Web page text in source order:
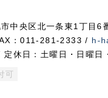
中央区北一条東1丁目6
：011-281-2333 / h-
休日：土曜日・日曜日
可